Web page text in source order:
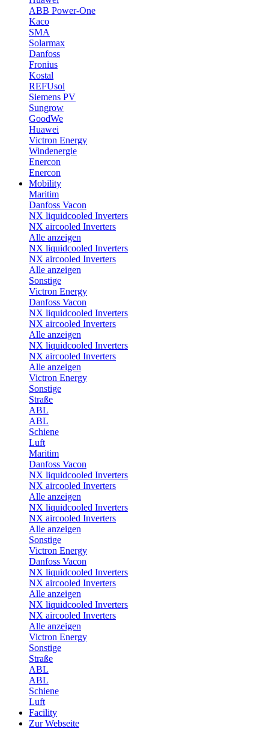
ABB Power-One
Kaco
SMA
Solarmax
Danfoss
Fronius
Kostal
REFUsol
Siemens PV
Sungrow
GoodWe
Huawei
Victron Energy
Windenergie
Enercon
Enercon
Mobility
Maritim
Danfoss Vacon
NX liquidcooled Inverters
NX aircooled Inverters
Alle anzeigen
NX liquidcooled Inverters
NX aircooled Inverters
Alle anzeigen
Sonstige
Victron Energy
Danfoss Vacon
NX liquidcooled Inverters
NX aircooled Inverters
Alle anzeigen
NX liquidcooled Inverters
NX aircooled Inverters
Alle anzeigen
Victron Energy
Sonstige
Straße
ABL
ABL
Schiene
Luft
Maritim
Danfoss Vacon
NX liquidcooled Inverters
NX aircooled Inverters
Alle anzeigen
NX liquidcooled Inverters
NX aircooled Inverters
Alle anzeigen
Sonstige
Victron Energy
Danfoss Vacon
NX liquidcooled Inverters
NX aircooled Inverters
Alle anzeigen
NX liquidcooled Inverters
NX aircooled Inverters
Alle anzeigen
Victron Energy
Sonstige
Straße
ABL
ABL
Schiene
Luft
Facility
Zur Webseite